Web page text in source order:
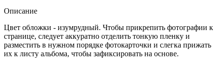
Описание
Цвет обложки - изумрудный. Чтобы прикрепить фотографии к
странице, следует аккуратно отделить тонкую пленку и
разместить в нужном порядке фотокарточки и слегка прижать
их к листу альбома, чтобы зафиксировать на основе.